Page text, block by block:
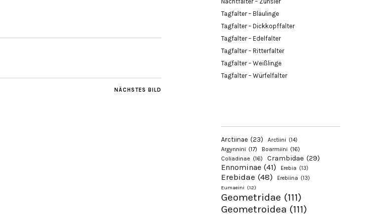
NÄCHSTES BILD
Tagfalter – Bläulinge
Tagfalter – Dickkopffalter
Tagfalter – Edelfalter
Tagfalter – Ritterfalter
Tagfalter – Weißlinge
Tagfalter – Würfelfalter
Arctiinae (23) Arctiini (14)
Argynnini (17) Boarmiini (16)
Coliadinae (16) Crambidae (29)
Ennominae (41) Erebia (13)
Erebidae (48) Erebiina (13)
Eumaeini (12)
Geometridae (111)
Geometroidea (111)